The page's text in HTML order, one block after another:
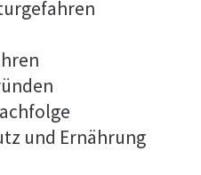
und Ernährung